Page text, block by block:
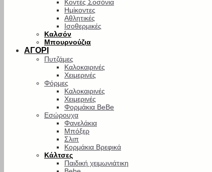
Κοντές Σοσόνια
Ημίκοντες
Αθλητικές
Ισοθερμικές
Καλσόν
Μπουρνούζια
ΑΓΟΡΙ
Πυτζάμες
Καλοκαιρινές
Χειμερινές
Φόρμες
Καλοκαιρινές
Χειμερινές
Φορμάκια BeBe
Εσώρουχα
Φανελάκια
Μπόξερ
Σλιπ
Κορμάκια Βρεφικά
Κάλτσες
Παιδική χειμωνιάτικη